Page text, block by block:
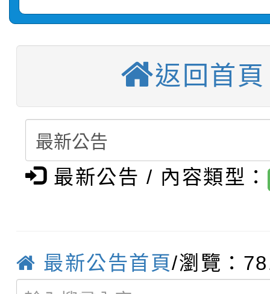
表
敬師藝文競賽』實施計
【甄選結果(第11招)】
學年度第1學期第7次代
結果(第11招)
【甄選結果(第3招)】
學年度第1學期第9次
結果(第3招)
【甄選結果(第4招)】
學年度第1學期第9次代
結果(第4招)
【甄選結果(第12招)】
學年度第1學期第7次代
結果(第12招)
轉知：桃園市115學年
賽及師生本土語及新住
轉知：「桃園市115學
動辦法」
轉知臺中市政府政風處
城市手牽手，綠能透明
轉知：「115學年度全
返回首頁
最新公告 / 內容類型：
最新公告首頁/瀏覽：